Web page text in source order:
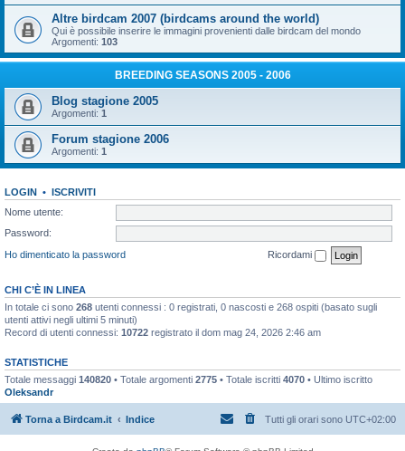
Altre birdcam 2007 (birdcams around the world)
Qui è possibile inserire le immagini provenienti dalle birdcam del mondo
Argomenti: 103
BREEDING SEASONS 2005 - 2006
Blog stagione 2005
Argomenti: 1
Forum stagione 2006
Argomenti: 1
LOGIN • ISCRIVITI
Nome utente:
Password:
Ho dimenticato la password
Ricordami
CHI C’È IN LINEA
In totale ci sono 268 utenti connessi : 0 registrati, 0 nascosti e 268 ospiti (basato sugli
utenti attivi negli ultimi 5 minuti)
Record di utenti connessi: 10722 registrato il dom mag 24, 2026 2:46 am
STATISTICHE
Totale messaggi 140820 • Totale argomenti 2775 • Totale iscritti 4070 • Ultimo iscritto
Oleksandr
Torna a Birdcam.it Indice Tutti gli orari sono UTC+02:00